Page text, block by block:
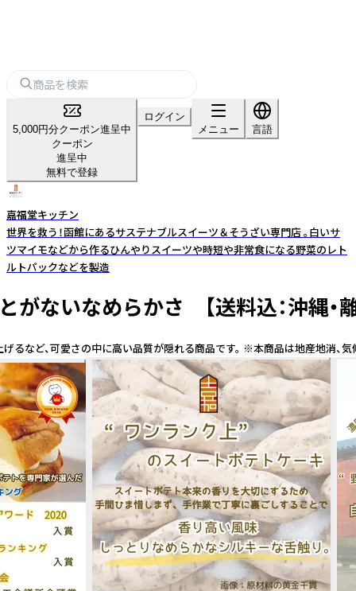
5,000円分クーポン進呈中
クーポン
進呈中
無料で登録
ログイン
メニュー
言語
嘉福堂キッチン
世界を救う！函館にあるサステナブルスイーツ＆そうざい専門店 。白いサ
ツマイモなどから作るひんやりスイーツや時短や非常食になる野菜のレト
ルトパックなどを製造
ないなめらかさ 【送料込：沖縄
など、可愛さの中に高い品質が隠れる商品です。 ※本商品は地